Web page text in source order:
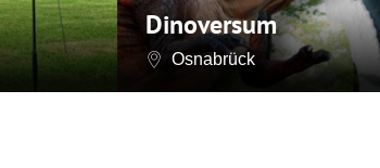
Dinoversum
Osnabrück